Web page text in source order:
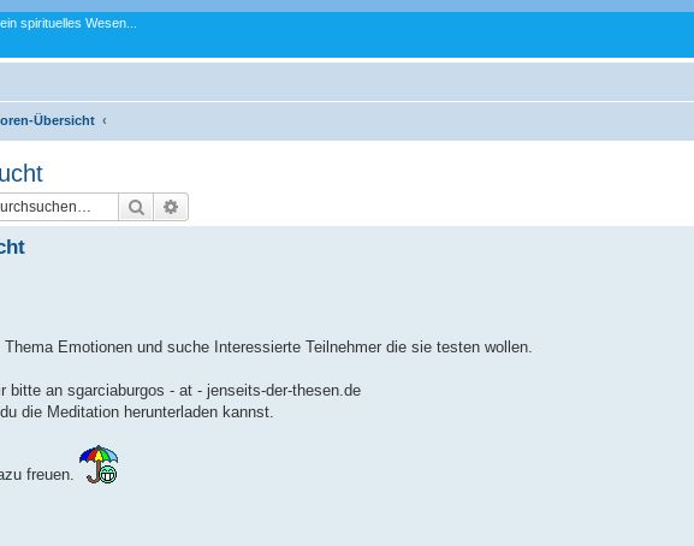
spirituelles Wesen...
Übersicht
Suche
Emotionen und suche Interessierte Teilnehmer die sie testen wollen.
bitte an sgarciaburgos - at - jenseits-der-thesen.de
die Meditation herunterladen kannst.
freuen.